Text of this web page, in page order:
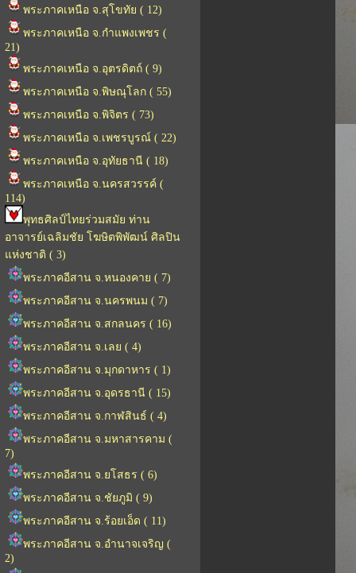
พระภาคเหนือ จ.สุโขทัย ( 12)
พระภาคเหนือ จ.กำแพงเพชร (
21)
พระภาคเหนือ จ.อุตรดิตถ์ ( 9)
พระภาคเหนือ จ.พิษณุโลก ( 55)
พระภาคเหนือ จ.พิจิตร ( 73)
พระภาคเหนือ จ.เพชรบูรณ์ ( 22)
พระภาคเหนือ จ.อุทัยธานี ( 18)
พระภาคเหนือ จ.นครสวรรค์ (
114)
พุทธศิลป์ไทยร่วมสมัย ท่าน
อาจารย์เฉลิมชัย โฆษิตพิพัฒน์ ศิลปิน
แห่งชาติ ( 3)
พระภาคอีสาน จ.หนองคาย ( 7)
พระภาคอีสาน จ.นครพนม ( 7)
พระภาคอีสาน จ.สกลนคร ( 16)
พระภาคอีสาน จ.เลย ( 4)
พระภาคอีสาน จ.มุกดาหาร ( 1)
พระภาคอีสาน จ.อุดรธานี ( 15)
พระภาคอีสาน จ.กาฬสินธ์ ( 4)
พระภาคอีสาน จ.มหาสารคาม (
7)
พระภาคอีสาน จ.ยโสธร ( 6)
พระภาคอีสาน จ.ชัยภูมิ ( 9)
พระภาคอีสาน จ.ร้อยเอ็ด ( 11)
พระภาคอีสาน จ.อำนาจเจริญ (
2)